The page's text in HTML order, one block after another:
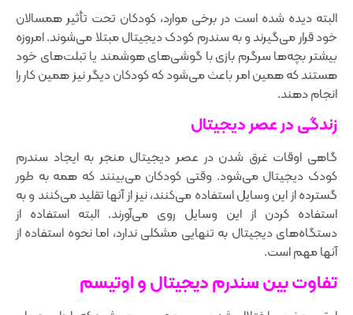
البته دیده شده است در برخی موارد، کودکان تحت تأثیر همسالان
خود قرار می‌گیرند و به سندرم کودک دیجیتال مبتلا می‌شوند. امروزه
بیشتر بچه‌ها سرگرم بازی با گوشی‌های هوشمند یا تبلت‌های خود
هستند که همین امر باعث می‌شود که کودکان دیگر نیز همین کار را
انجام دهند.
زندگی در عصر دیجیتال
گاهی اوقات غرق شدن در عصر دیجیتال منجر به ایجاد سندرم
کودک دیجیتال می‌شود. وقتی کودکان می‌بینند که همه به طور
گسترده از این وسایل استفاده می‌کنند، نیز از آنها تقلید می‌کنند و به
استفاده کردن از این وسایل روی می‌آورند. البته استفاده از
دستگاه‌های دیجیتال به تنهایی مشکلی ندارد، اما نحوه استفاده از
آنها مهم است.
تفاوت بین سندرم دیجیتال و اوتیسم